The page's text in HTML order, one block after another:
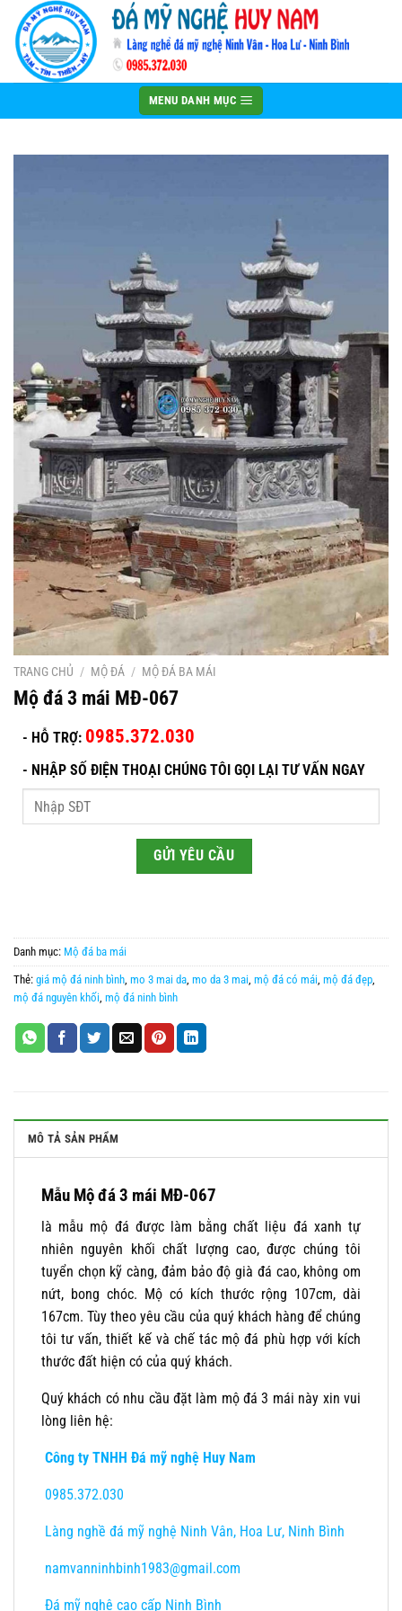
qua
nội
MENU DANH MỤC
TRANG CHỦ / MỘ ĐÁ / MỘ ĐÁ BA MÁI
Mộ đá 3 mái MĐ-067
- HỖ TRỢ: 0985.372.030
- NHẬP SỐ ĐIỆN THOẠI CHÚNG TÔI GỌI LẠI TƯ VẤN NGAY
Danh mục: Mộ đá ba mái
Thẻ: giá mộ đá ninh bình mo 3 mai da mo da 3 mai mộ đá có mái mộ đá đẹp
mộ đá nguyên khối mộ đá ninh bình
MÔ TẢ SẢN PHẨM
Mẫu Mộ đá 3 mái MĐ-067
là mẫu mộ đá được làm bằng chất liệu đá xanh tự
nhiên nguyên khối chất lượng cao, được chúng tôi
tuyển chọn kỹ càng, đảm bảo độ già đá cao, không om
nứt, bong chóc. Mộ có kích thước rộng 107cm, dài
167cm. Tùy theo yêu cầu của quý khách hàng để chúng
tôi tư vấn, thiết kế và chế tác mộ đá phù hợp với kích
thước đất hiện có của quý khách.
Quý khách có nhu cầu đặt làm mộ đá 3 mái này xin vui
lòng liên hệ:
Công ty TNHH Đá mỹ nghệ Huy Nam
0985.372.030
Làng nghề đá mỹ nghệ Ninh Vân, Hoa Lư, Ninh Bình
namvanninhbinh1983@gmail.com
Đá mỹ nghệ cao cấp Ninh Bình